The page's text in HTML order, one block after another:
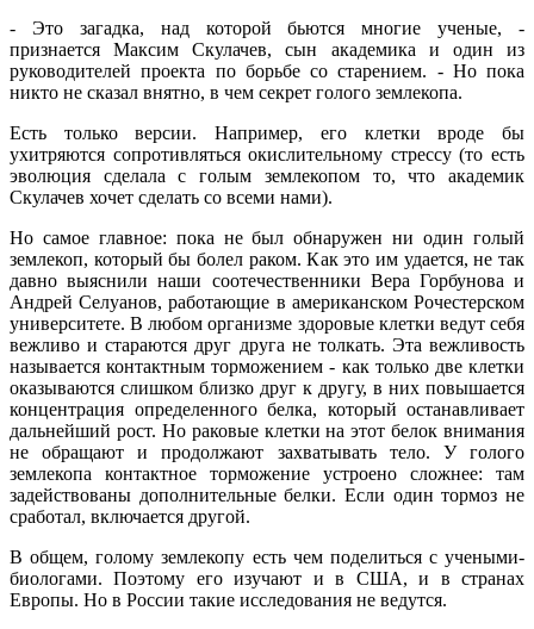
- Это загадка, над которой бьются многие ученые, -
признается Максим Скулачев, сын академика и один из
руководителей проекта по борьбе со старением. - Но пока
никто не сказал внятно, в чем секрет голого землекопа.
Есть только версии. Например, его клетки вроде бы
ухитряются сопротивляться окислительному стрессу (то есть
эволюция сделала с голым землекопом то, что академик
Скулачев хочет сделать со всеми нами).
Но самое главное: пока не был обнаружен ни один голый
землекоп, который бы болел раком. Как это им удается, не так
давно выяснили наши соотечественники Вера Горбунова и
Андрей Селуанов, работающие в американском Рочестерском
университете. В любом организме здоровые клетки ведут себя
вежливо и стараются друг друга не толкать. Эта вежливость
называется контактным торможением - как только две клетки
оказываются слишком близко друг к другу, в них повышается
концентрация определенного белка, который останавливает
дальнейший рост. Но раковые клетки на этот белок внимания
не обращают и продолжают захватывать тело. У голого
землекопа контактное торможение устроено сложнее: там
задействованы дополнительные белки. Если один тормоз не
сработал, включается другой.
В общем, голому землекопу есть чем поделиться с учеными-
биологами. Поэтому его изучают и в США, и в странах
Европы. Но в России такие исследования не ведутся.